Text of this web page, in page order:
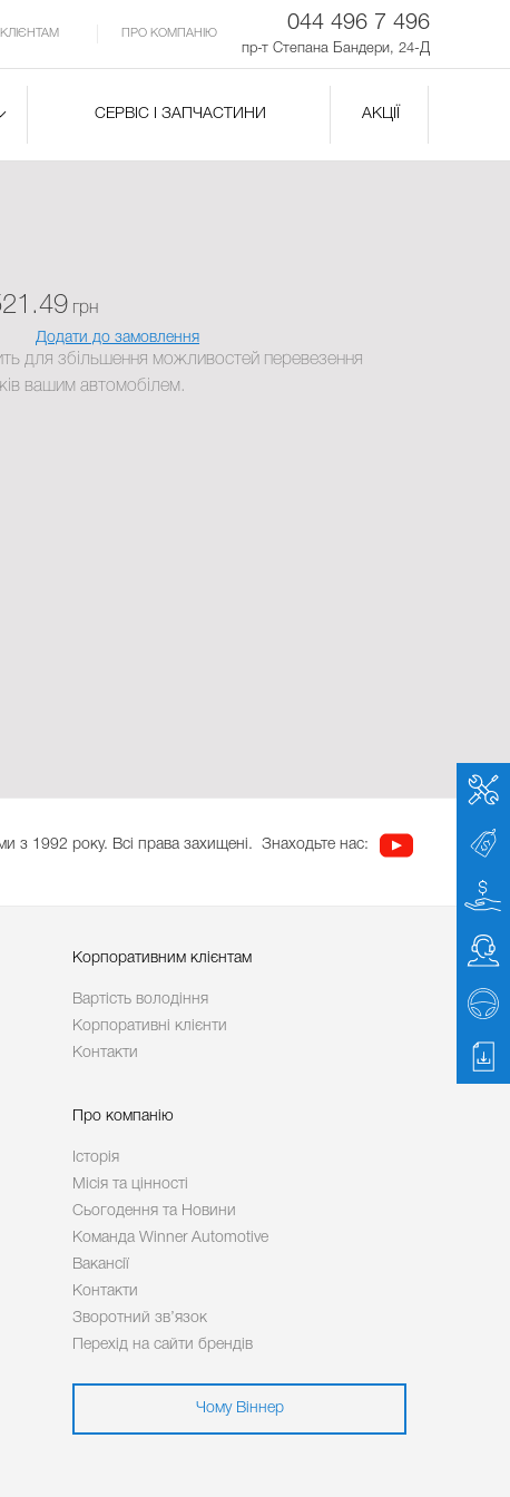
044 496 7 496
пр-т Степана Бандери, 24-Д
ПРО КОМПАНІЮ
СЕРВІС І ЗАПЧАСТИНИ АКЦІЇ
грн
Додати до замовлення
для збільшення можливостей перевезення
вашим автомобілем.
з 1992 року. Всі права захищені. Знаходьте нас:
Корпоративним клієнтам
Вартість володіння
Корпоративні клієнти
Контакти
Про компанію
Історія
Місія та цінності
Сьогодення та Новини
Команда Winner Automotive
Вакансії
Контакти
Зворотний зв’язок
Перехід на сайти брендів
Чому Віннер